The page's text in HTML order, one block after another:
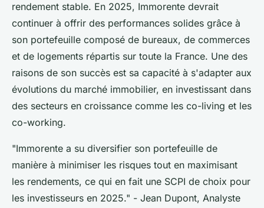
rendement stable. En 2025, Immorente devrait
continuer à offrir des performances solides grâce à
son portefeuille composé de bureaux, de commerces
et de logements répartis sur toute la France. Une des
raisons de son succès est sa capacité à s'adapter aux
évolutions du marché immobilier, en investissant dans
des secteurs en croissance comme les co-living et les
co-working.
"Immorente a su diversifier son portefeuille de
manière à minimiser les risques tout en maximisant
les rendements, ce qui en fait une SCPI de choix pour
les investisseurs en 2025." - Jean Dupont, Analyste